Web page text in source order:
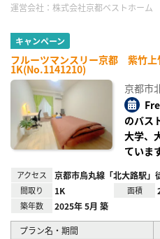
運営会社： 株式会社京都ベストホーム
キャンペーン
フルーツマンスリー京都 紫竹上
1K(No.1141210)
京都市
のバス
大学、
ていま
アクセス 京都市烏丸線「北大路駅」
間取り 1K 面積
築年数 2025年 5月 築
プラン名・期間